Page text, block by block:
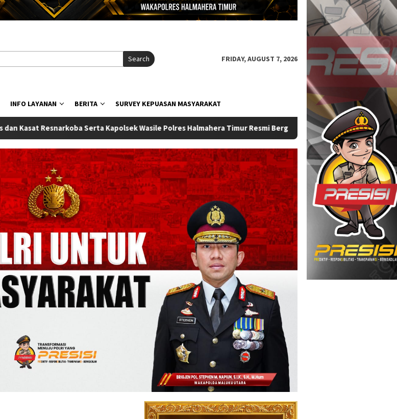
Search FRIDAY, AUGUST 7, 2026
INFO LAYANAN BERITA SURVEY KEPUASAN MASYARAKAT
Polres Halmahera Timur Resmi Berganti Sat Samapta Polres Halmahera Timur Perkuat